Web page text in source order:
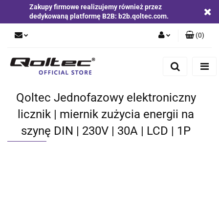
Zakupy firmowe realizujemy również przez
dedykowaną platformę B2B: b2b.qoltec.com.
Zgody cookies
(0)
Qoltec Jednofazowy elektroniczny
licznik | miernik zużycia energii na
szynę DIN | 230V | 30A | LCD | 1P